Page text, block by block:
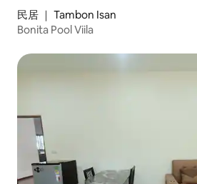
民居 ｜ Tambon Isan
Bonita Pool Viila